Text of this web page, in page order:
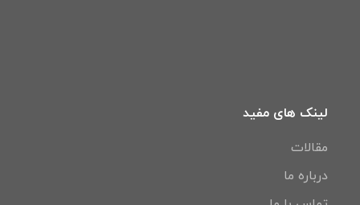
لینک های مفید
مقالات
درباره ما